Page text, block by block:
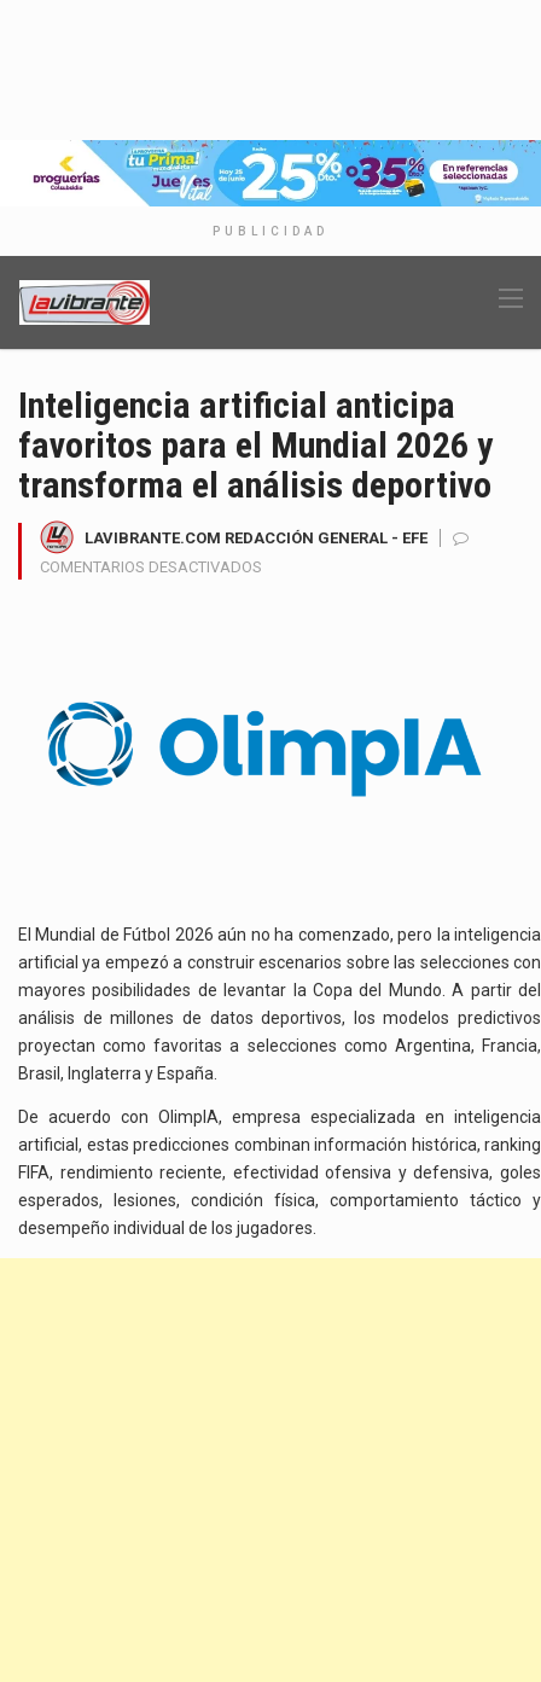
PUBLICIDAD
Inteligencia artificial anticipa
favoritos para el Mundial 2026 y
transforma el análisis deportivo
LAVIBRANTE.COM REDACCIÓN GENERAL - EFE
COMENTARIOS DESACTIVADOS
EL
MUNDIAL
El Mundial de Fútbol 2026 aún no ha comenzado, pero la inteligencia
artificial ya empezó a construir escenarios sobre las selecciones con
mayores posibilidades de levantar la Copa del Mundo. A partir del
análisis de millones de datos deportivos, los modelos predictivos
proyectan como favoritas a selecciones como Argentina, Francia,
Brasil, Inglaterra y España.
De acuerdo con OlimpIA, empresa especializada en inteligencia
artificial, estas predicciones combinan información histórica, ranking
FIFA, rendimiento reciente, efectividad ofensiva y defensiva, goles
esperados, lesiones, condición física, comportamiento táctico y
desempeño individual de los jugadores.